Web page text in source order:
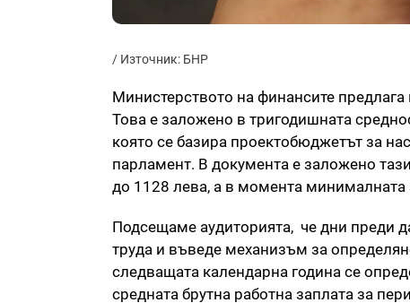
/ Източник: БНР
Министерството на финансите
Това е заложено в тригодишната
която се базира проектобюджетът за
парламент. В документа е заложено
до 1128 лева, а в момента минималната
Подсещаме аудиторията, че дни преди
труда и въведе механизъм за
следващата календарна година се
средната брутна работна заплата за